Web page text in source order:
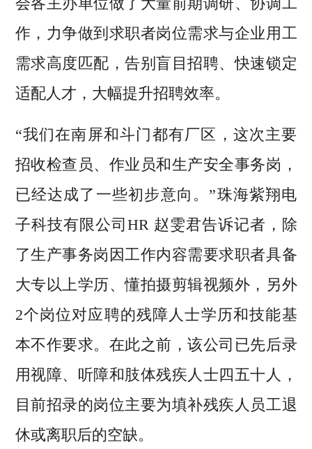
作，力争做到求职者岗位需求与企业用工
需求高度匹配，告别盲目招聘、快速锁定
适配人才，大幅提升招聘效率。
“我们在南屏和斗门都有厂区，这次主要
招收检查员、作业员和生产安全事务岗，
已经达成了一些初步意向。”珠海紫翔电
子科技有限公司HR 赵雯君告诉记者，除
了生产事务岗因工作内容需要求职者具备
大专以上学历、懂拍摄剪辑视频外，另外
2个岗位对应聘的残障人士学历和技能基
本不作要求。在此之前，该公司已先后录
用视障、听障和肢体残疾人士四五十人，
目前招录的岗位主要为填补残疾人员工退
休或离职后的空缺。